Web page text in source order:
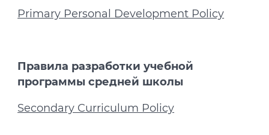
Primary Personal Development Policy
Правила разработки учебной
программы средней школы
Secondary Curriculum Policy